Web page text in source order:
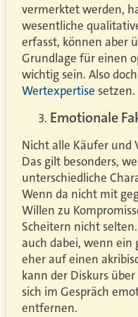
vermerktet werden,
wesentliche
erfasst, können aber
Grundlage für einen
wichtig sein. Also
Wertexpertise setzen.
Emotionale
Nicht alle Käufer und
Das gilt besonders,
unterschiedliche
Wenn da nicht mit
Willen zu
Scheitern nicht
auch dabei, wenn ein
eher auf einen
kann der Diskurs
sich im Gespräch
entfernen.